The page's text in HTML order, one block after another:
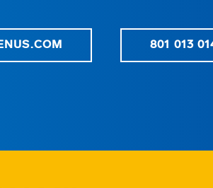
801 013